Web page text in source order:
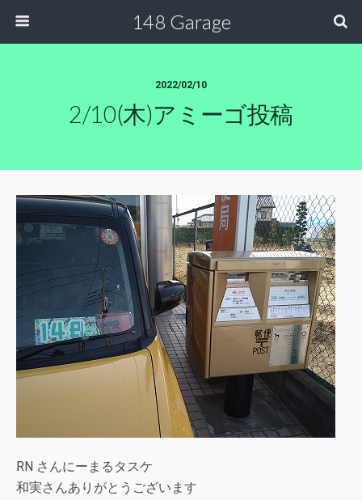
148 Garage
2022/02/10
2/10(木)アミーゴ投稿
RN さんにーまるタスケ
和実さんありがとうございます